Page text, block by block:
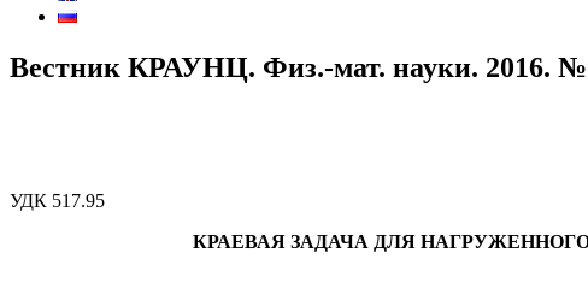
Вестник КРАУНЦ. Физ.-мат. науки. 2016. №
УДК 517.95
КРАЕВАЯ ЗАДАЧА ДЛЯ